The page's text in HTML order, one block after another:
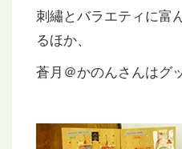
刺繡とバラエティに富
るほか、
蒼月＠かのんさんはグ